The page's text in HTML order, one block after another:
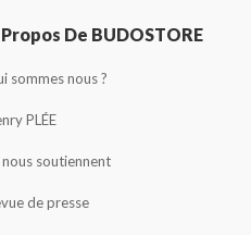
De BUDOSTORE
sommes nous ?
PLÉE
nous soutiennent
de presse